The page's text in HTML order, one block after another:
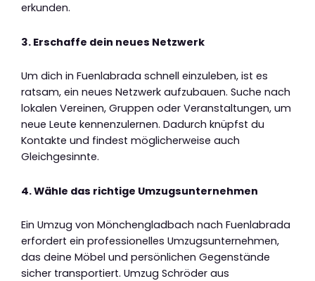
erkunden.
3. Erschaffe dein neues Netzwerk
Um dich in Fuenlabrada schnell einzuleben, ist es
ratsam, ein neues Netzwerk aufzubauen. Suche nach
lokalen Vereinen, Gruppen oder Veranstaltungen, um
neue Leute kennenzulernen. Dadurch knüpfst du
Kontakte und findest möglicherweise auch
Gleichgesinnte.
4. Wähle das richtige Umzugsunternehmen
Ein Umzug von Mönchengladbach nach Fuenlabrada
erfordert ein professionelles Umzugsunternehmen,
das deine Möbel und persönlichen Gegenstände
sicher transportiert. Umzug Schröder aus